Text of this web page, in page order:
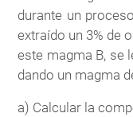
durante un
extraído un 3% de
este magma B, se
dando un magma
a) Calcular la